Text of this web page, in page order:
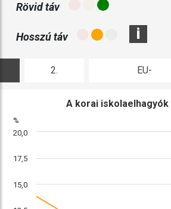
Rövid táv
Hosszú táv i
2. EU-
%
A korai iskolaelhagyók
15,0
17,5
20,0